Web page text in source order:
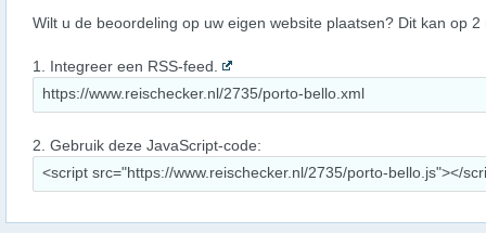
Wilt u de beoordeling op uw eigen website plaatsen? Dit kan op 2
1. Integreer een RSS-feed.
2. Gebruik deze JavaScript-code: